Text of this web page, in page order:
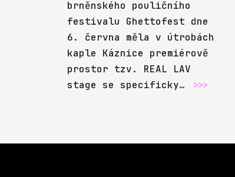
brněnského pouličního
festivalu Ghettofest dne
6. června měla v útrobách
kaple Káznice premiérově
prostor tzv. REAL LAV
stage se specificky…
>>>